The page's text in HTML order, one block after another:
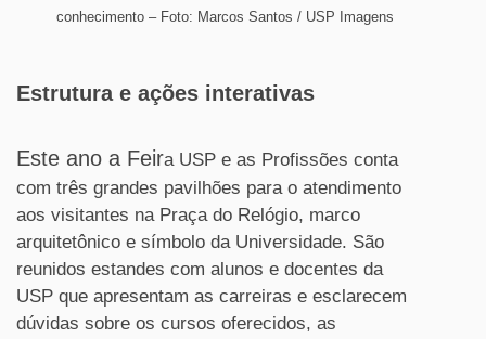
conhecimento – Foto: Marcos Santos / USP Imagens
Estrutura e ações interativas
Este ano a Feira USP e as Profissões conta
com três grandes pavilhões para o atendimento
aos visitantes na Praça do Relógio, marco
arquitetônico e símbolo da Universidade. São
reunidos estandes com alunos e docentes da
USP que apresentam as carreiras e esclarecem
dúvidas sobre os cursos oferecidos, as